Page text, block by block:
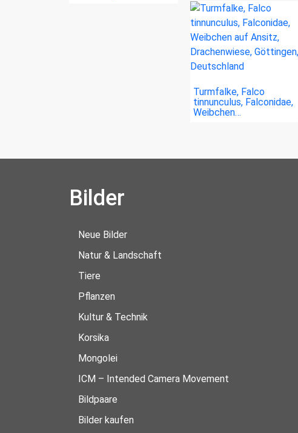
Turmfalke, Falco
tinnunculus, Falconidae,
Weibchen…
Bilder
Neue Bilder
Natur & Landschaft
Tiere
Pflanzen
Kultur & Technik
Korsika
Mongolei
ICM – Intended Camera Movement
Bildpaare
Bilder kaufen